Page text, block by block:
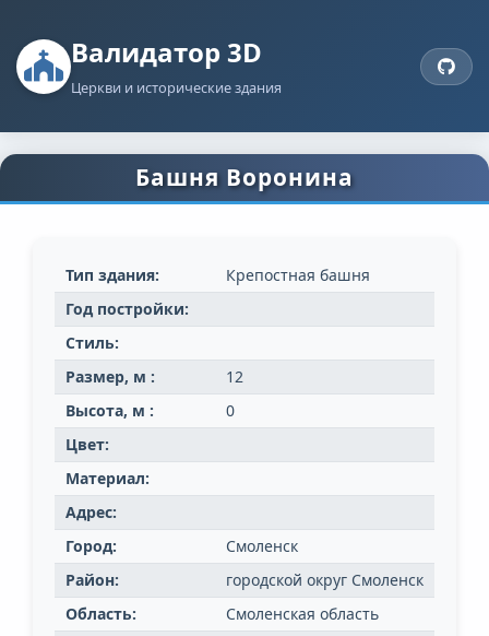
Валидатор 3D
Церкви и исторические здания
Башня Воронина
Тип здания:
Крепостная башня
Год постройки:
Стиль:
Размер, м :
12
Высота, м :
0
Цвет:
Материал:
Адрес:
Город:
Смоленск
Район:
городской округ Смоленск
Область:
Смоленская область